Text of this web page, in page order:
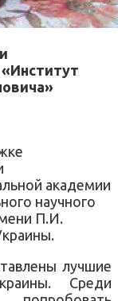
академии
научного
П.И.
лучшие
Среди